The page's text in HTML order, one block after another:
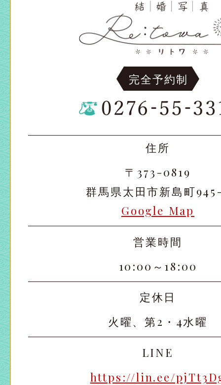
完全予約制
住所
〒373-0819
群馬県太田市新島町
Google Map
営業時間
10:00～18:00
定休日
火曜、第2・4水曜
LINE
https://lin.ee/